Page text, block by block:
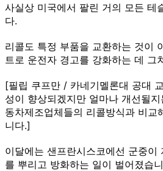
사실상 미국에서 팔린 거의 모든 테
다.
리콜도 특정 부품을 교환하는 것이
트로 운전자 경고를 강화하는 데 그
[필립 쿠프만 / 카네기멜론대 공대
성이 향상되겠지만 얼마나 개선될
동차제조업체들의 리콜방식과 비교
니다.]
이달에는 샌프란시스코에선 군중이
를 뿌리고 방화하는 일이 벌어졌습